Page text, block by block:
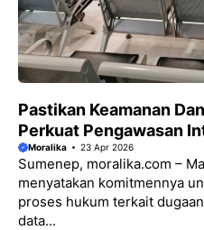
Pastikan Keamanan
Perkuat Pengawasan
Moralika 23 Apr 2026
Sumenep, moralika.com –
menyatakan komitmennya
proses hukum terkait
data...